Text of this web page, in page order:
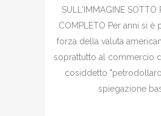
SULL'IMMAGINE SOTTO
COMPLETO Per anni si è
forza della valuta
soprattutto al commercio
cosiddetto
spiegazione